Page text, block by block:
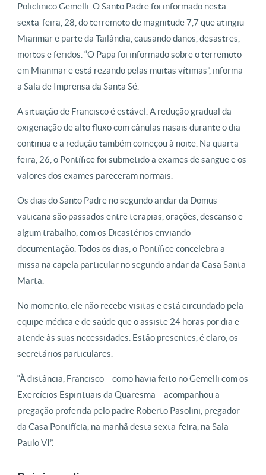
Policlinico Gemelli. O Santo Padre foi informado nesta
sexta-feira, 28, do terremoto de magnitude 7,7 que atingiu
Mianmar e parte da Tailândia, causando danos, desastres,
mortos e feridos. “O Papa foi informado sobre o terremoto
em Mianmar e está rezando pelas muitas vítimas”, informa
a Sala de Imprensa da Santa Sé.
A situação de Francisco é estável. A redução gradual da
oxigenação de alto fluxo com cânulas nasais durante o dia
continua e a redução também começou à noite. Na quarta-
feira, 26, o Pontífice foi submetido a exames de sangue e os
valores dos exames pareceram normais.
Os dias do Santo Padre no segundo andar da Domus
vaticana são passados entre terapias, orações, descanso e
algum trabalho, com os Dicastérios enviando
documentação. Todos os dias, o Pontífice concelebra a
missa na capela particular no segundo andar da Casa Santa
Marta.
No momento, ele não recebe visitas e está circundado pela
equipe médica e de saúde que o assiste 24 horas por dia e
atende às suas necessidades. Estão presentes, é claro, os
secretários particulares.
“À distância, Francisco – como havia feito no Gemelli com os
Exercícios Espirituais da Quaresma – acompanhou a
pregação proferida pelo padre Roberto Pasolini, pregador
da Casa Pontifícia, na manhã desta sexta-feira, na Sala
Paulo VI”.